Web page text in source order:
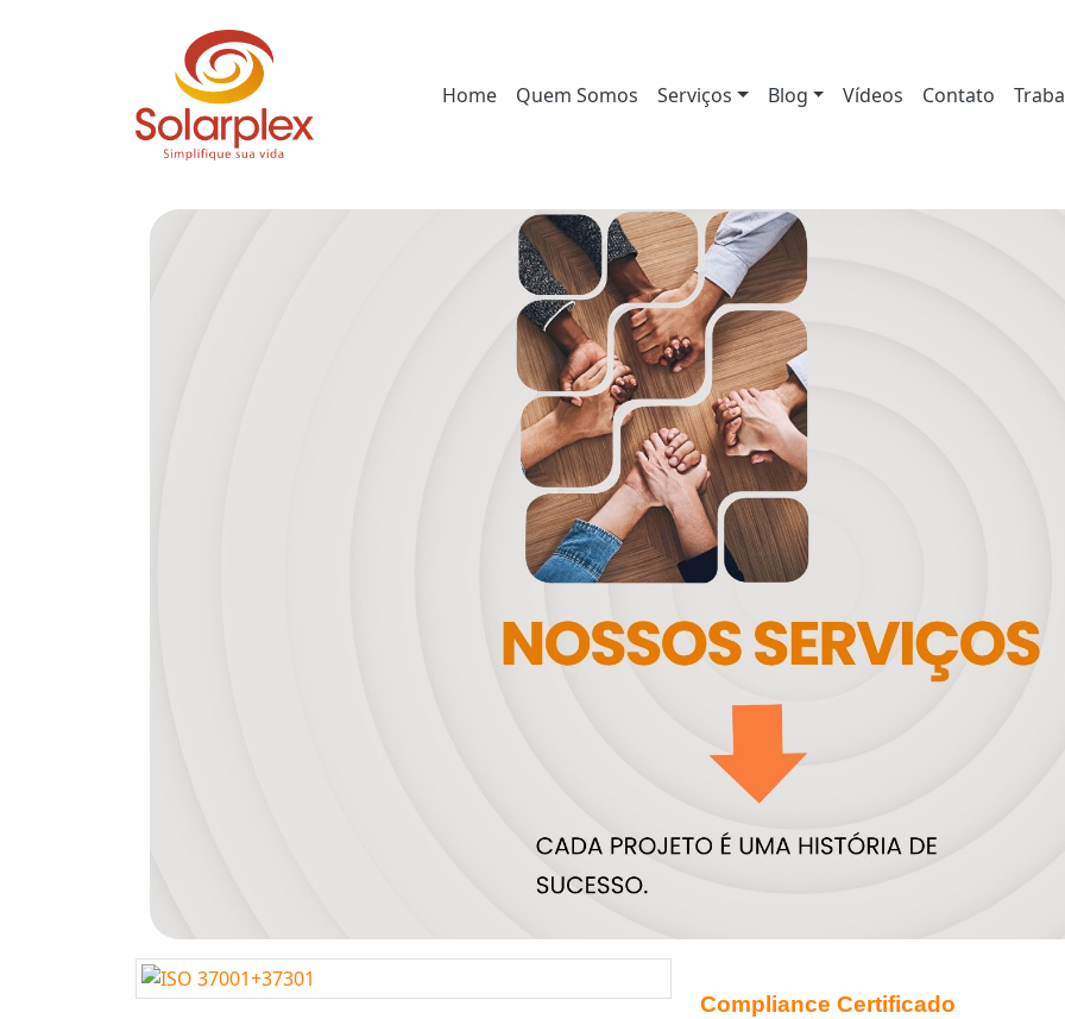
Home Quem Somos Serviços Blog Vídeos Contato
Compliance Certificado